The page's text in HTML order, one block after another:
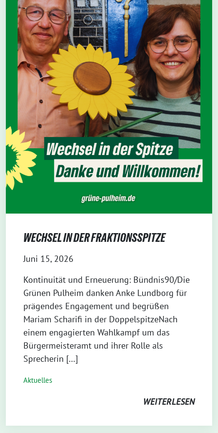
WECHSEL IN DER FRAKTIONSSPITZE
Juni 15, 2026
Kontinuität und Erneuerung: Bündnis90/Die
Grünen Pulheim danken Anke Lundborg für
prägendes Engagement und begrüßen
Mariam Scharifi in der DoppelspitzeNach
einem engagierten Wahlkampf um das
Bürgermeisteramt und ihrer Rolle als
Sprecherin […]
Aktuelles
WEITERLESEN